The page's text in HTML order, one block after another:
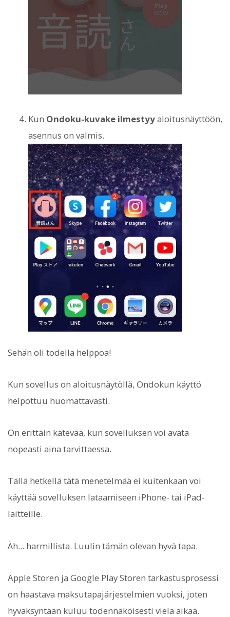
Kun Ondoku-kuvake ilmestyyaloitusnäyttöön,
asennus on valmis.
Sehän oli todella helppoa!
Kun sovellus on aloitusnäytöllä, Ondokun käyttö
helpottuu huomattavasti.
On erittäin kätevää, kun sovelluksen voi avata
nopeasti aina tarvittaessa.
Tällä hetkellä tätä menetelmää ei kuitenkaan voi
käyttää sovelluksen lataamiseen iPhone- tai iPad-
laitteille.
Äh... harmillista. Luulin tämän olevan hyvä tapa.
Apple Storen ja Google Play Storen tarkastusprosessi
on haastava maksutapajärjestelmien vuoksi, joten
hyväksyntään kuluu todennäköisesti vielä aikaa.